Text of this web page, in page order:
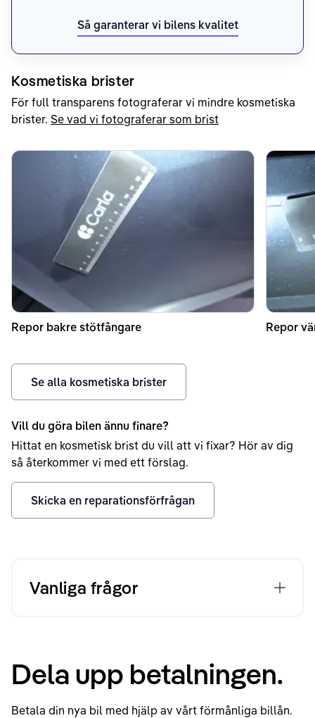
Så garanterar vi bilens kvalitet
Kosmetiska brister
För full transparens fotograferar vi mindre kosmetiska
brister. Se vad vi fotograferar som brist
Repor bakre stötfångare Repor
Se alla kosmetiska brister
Vill du göra bilen ännu finare?
Hittat en kosmetisk brist du vill att vi fixar? Hör av dig
så återkommer vi med ett förslag.
Skicka en reparationsförfrågan
Vanliga frågor
Dela upp betalningen.
Betala din nya bil med hjälp av vårt förmånliga billån.